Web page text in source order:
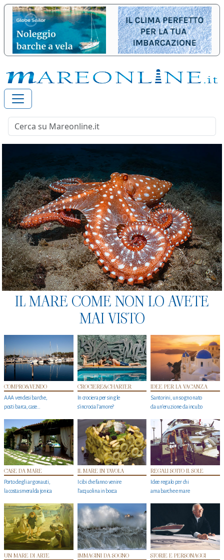
IL MARE COME NON LO AVETE
MAI VISTO
COMPRO&VENDO
AAA vendesi barche,
posti barca, case…
CROCIERE&CHARTER
In crociera per single
s'incrocia l’amore?
IDEE PER LA VACANZA
Santorini, un sogno nato
da un’eruzione da incubo
CASE DA MARE
Porto degli argonauti,
la costa smeralda jonica
IL MARE IN TAVOLA
I cibi che fanno venire
l’acquolina in bocca
REGALI SOTTO IL SOLE
Idee regalo per chi
ama barche e mare
UN MARE DI ARTE IMMAGINI DA SOGNO STORIE E PERSONAGGI